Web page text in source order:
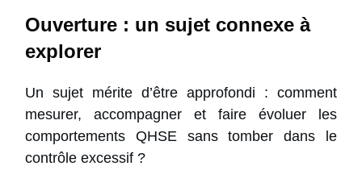
Ouverture : un sujet connexe à
explorer
Un sujet mérite d’être approfondi : comment
mesurer, accompagner et faire évoluer les
comportements QHSE sans tomber dans le
contrôle excessif ?